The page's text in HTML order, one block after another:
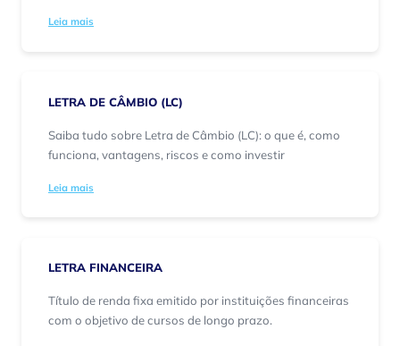
Leia mais
LETRA DE CÂMBIO (LC)
Saiba tudo sobre Letra de Câmbio (LC): o que é, como
funciona, vantagens, riscos e como investir
Leia mais
LETRA FINANCEIRA
Título de renda fixa emitido por instituições financeiras
com o objetivo de cursos de longo prazo.